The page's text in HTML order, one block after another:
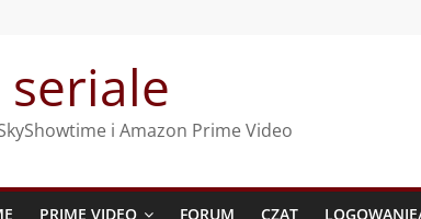
i Amazon Prime Video
PRIME VIDEO FORUM CZAT